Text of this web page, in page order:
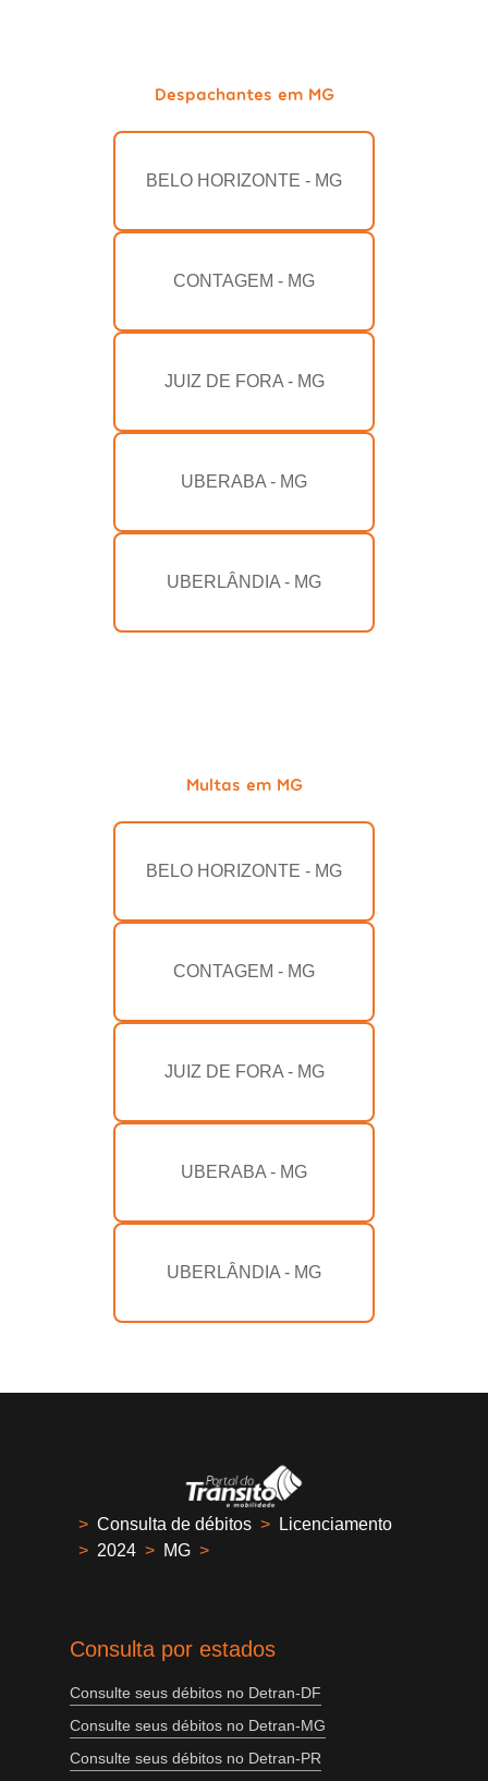
Despachantes em MG
BELO HORIZONTE - MG
CONTAGEM - MG
JUIZ DE FORA - MG
UBERABA - MG
UBERLÂNDIA - MG
Multas em MG
BELO HORIZONTE - MG
CONTAGEM - MG
JUIZ DE FORA - MG
UBERABA - MG
UBERLÂNDIA - MG
> Consulta de débitos >
Licenciamento
> 2024 > MG >
Consulta por estados
Consulte seus débitos no Detran-DF
Consulte seus débitos no Detran-MG
Consulte seus débitos no Detran-PR